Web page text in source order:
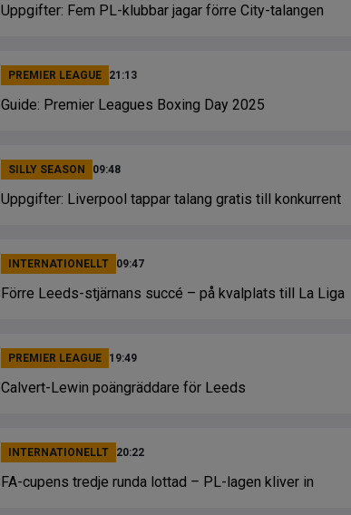
Uppgifter: Fem PL-klubbar jagar förre City-talangen
PREMIER LEAGUE 21:13
Guide: Premier Leagues Boxing Day 2025
SILLY SEASON 09:48
Uppgifter: Liverpool tappar talang gratis till konkurrent
INTERNATIONELLT 09:47
Förre Leeds-stjärnans succé – på kvalplats till La Liga
PREMIER LEAGUE 19:49
Calvert-Lewin poängräddare för Leeds
INTERNATIONELLT 20:22
FA-cupens tredje runda lottad – PL-lagen kliver in